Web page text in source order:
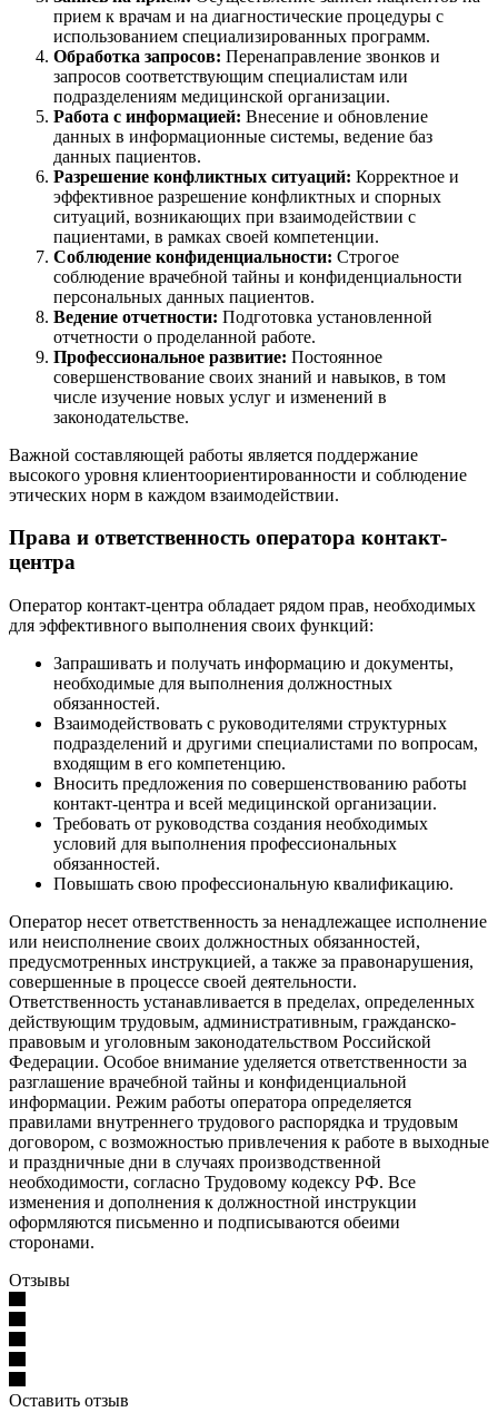
прием к врачам и на диагностические процедуры с
использованием специализированных программ.
Обработка запросов: Перенаправление звонков и
запросов соответствующим специалистам или
подразделениям медицинской организации.
Работа с информацией: Внесение и обновление
данных в информационные системы, ведение баз
данных пациентов.
Разрешение конфликтных ситуаций: Корректное и
эффективное разрешение конфликтных и спорных
ситуаций, возникающих при взаимодействии с
пациентами, в рамках своей компетенции.
Соблюдение конфиденциальности: Строгое
соблюдение врачебной тайны и конфиденциальности
персональных данных пациентов.
Ведение отчетности: Подготовка установленной
отчетности о проделанной работе.
Профессиональное развитие: Постоянное
совершенствование своих знаний и навыков, в том
числе изучение новых услуг и изменений в
законодательстве.
Важной составляющей работы является поддержание
высокого уровня клиентоориентированности и соблюдение
этических норм в каждом взаимодействии.
Права и ответственность оператора контакт-
центра
Оператор контакт-центра обладает рядом прав, необходимых
для эффективного выполнения своих функций:
Запрашивать и получать информацию и документы,
необходимые для выполнения должностных
обязанностей.
Взаимодействовать с руководителями структурных
подразделений и другими специалистами по вопросам,
входящим в его компетенцию.
Вносить предложения по совершенствованию работы
контакт-центра и всей медицинской организации.
Требовать от руководства создания необходимых
условий для выполнения профессиональных
обязанностей.
Повышать свою профессиональную квалификацию.
Оператор несет ответственность за ненадлежащее исполнение
или неисполнение своих должностных обязанностей,
предусмотренных инструкцией, а также за правонарушения,
совершенные в процессе своей деятельности.
Ответственность устанавливается в пределах, определенных
действующим трудовым, административным, гражданско-
правовым и уголовным законодательством Российской
Федерации. Особое внимание уделяется ответственности за
разглашение врачебной тайны и конфиденциальной
информации. Режим работы оператора определяется
правилами внутреннего трудового распорядка и трудовым
договором, с возможностью привлечения к работе в выходные
и праздничные дни в случаях производственной
необходимости, согласно Трудовому кодексу РФ. Все
изменения и дополнения к должностной инструкции
оформляются письменно и подписываются обеими
сторонами.
Отзывы
Оставить отзыв